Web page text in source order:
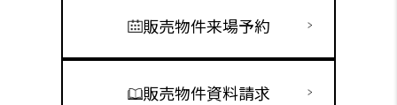
販売物件来場予約
販売物件資料請求